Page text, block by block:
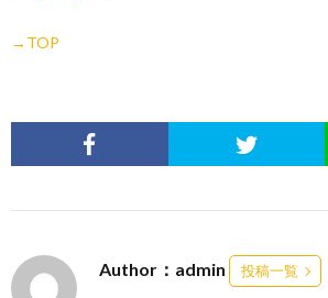
→TOP
Author：admin 投稿一覧